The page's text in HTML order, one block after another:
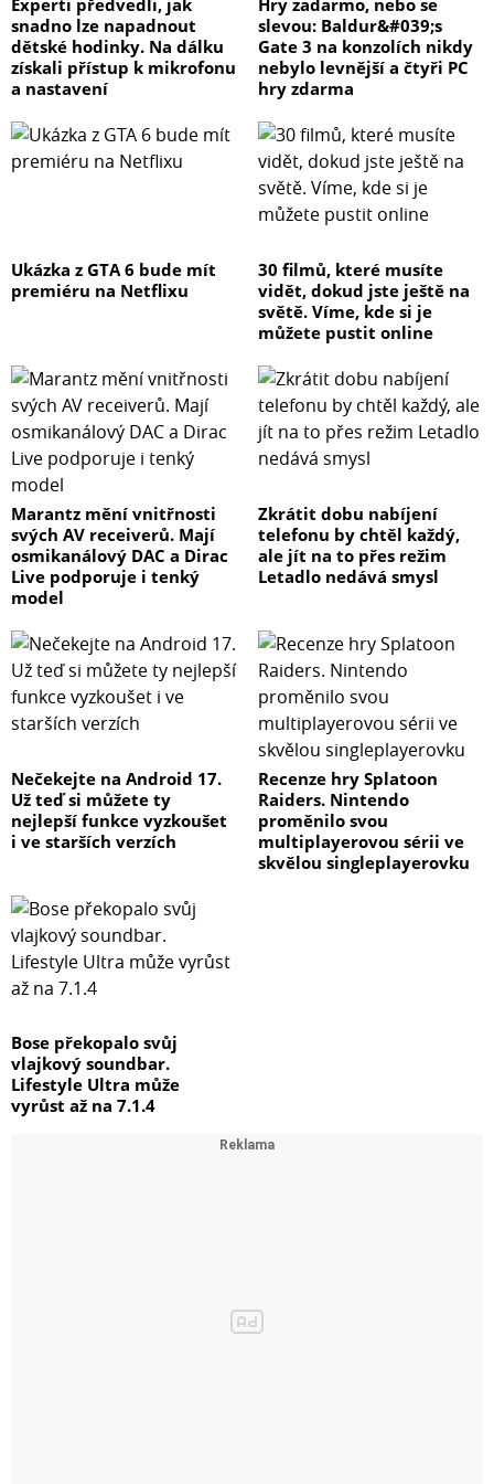
Experti předvedli, jak
snadno lze napadnout
dětské hodinky. Na dálku
získali přístup k mikrofonu
a nastavení
Hry zadarmo, nebo se
slevou: Baldur&#039;s
Gate 3 na konzolích nikdy
nebylo levnější a čtyři PC
hry zdarma
Ukázka z GTA 6 bude mít
premiéru na Netflixu
30 filmů, které musíte
vidět, dokud jste ještě na
světě. Víme, kde si je
můžete pustit online
Marantz mění vnitřnosti
svých AV receiverů. Mají
osmikanálový DAC a Dirac
Live podporuje i tenký
model
Zkrátit dobu nabíjení
telefonu by chtěl každý,
ale jít na to přes režim
Letadlo nedává smysl
Nečekejte na Android 17.
Už teď si můžete ty
nejlepší funkce vyzkoušet
i ve starších verzích
Recenze hry Splatoon
Raiders. Nintendo
proměnilo svou
multiplayerovou sérii ve
skvělou singleplayerovku
Bose překopalo svůj
vlajkový soundbar.
Lifestyle Ultra může
vyrůst až na 7.1.4